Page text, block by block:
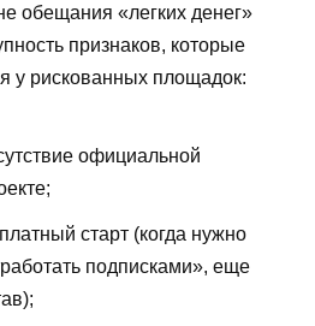
обещания «легких денег»
признаков, которые
у рискованных площадок:
официальной
старт (когда нужно
подписками», еще